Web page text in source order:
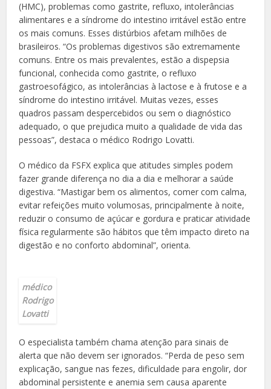
(HMC), problemas como gastrite, refluxo, intolerâncias
alimentares e a síndrome do intestino irritável estão entre
os mais comuns. Esses distúrbios afetam milhões de
brasileiros. “Os problemas digestivos são extremamente
comuns. Entre os mais prevalentes, estão a dispepsia
funcional, conhecida como gastrite, o refluxo
gastroesofágico, as intolerâncias à lactose e à frutose e a
síndrome do intestino irritável. Muitas vezes, esses
quadros passam despercebidos ou sem o diagnóstico
adequado, o que prejudica muito a qualidade de vida das
pessoas”, destaca o médico Rodrigo Lovatti.
O médico da FSFX explica que atitudes simples podem
fazer grande diferença no dia a dia e melhorar a saúde
digestiva. “Mastigar bem os alimentos, comer com calma,
evitar refeições muito volumosas, principalmente à noite,
reduzir o consumo de açúcar e gordura e praticar atividade
física regularmente são hábitos que têm impacto direto na
digestão e no conforto abdominal”, orienta.
médico
Rodrigo
Lovatti
O especialista também chama atenção para sinais de
alerta que não devem ser ignorados. “Perda de peso sem
explicação, sangue nas fezes, dificuldade para engolir, dor
abdominal persistente e anemia sem causa aparente